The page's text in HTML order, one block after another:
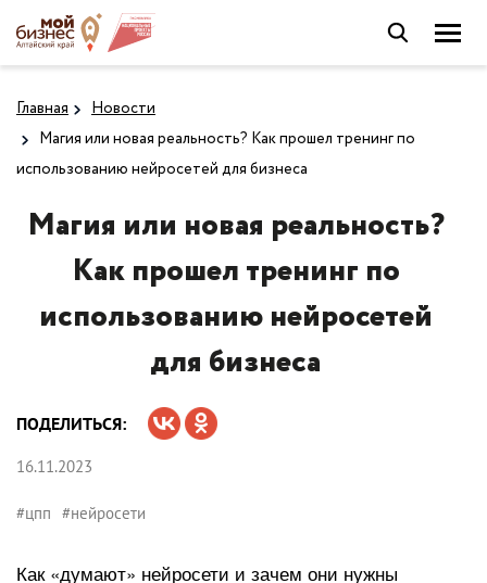
Главная
Новости
Магия или новая реальность? Как прошел тренинг по
использованию нейросетей для бизнеса
Магия или новая реальность?
Как прошел тренинг по
использованию нейросетей
для бизнеса
ПОДЕЛИТЬСЯ:
16.11.2023
#цпп #нейросети
Как «думают» нейросети и зачем они нужны